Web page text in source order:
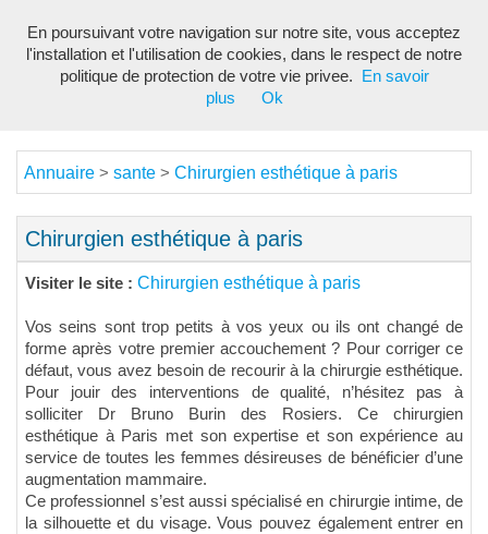
Annuaire > sante > Chirurgien esthétique à paris
Chirurgien esthétique à paris
Visiter le site : Chirurgien esthétique à paris
Vos seins sont trop petits à vos yeux ou ils ont changé de
forme après votre premier accouchement ? Pour corriger ce
défaut, vous avez besoin de recourir à la chirurgie esthétique.
Pour jouir des interventions de qualité, n’hésitez pas à
solliciter Dr Bruno Burin des Rosiers. Ce chirurgien
esthétique à Paris met son expertise et son expérience au
service de toutes les femmes désireuses de bénéficier d’une
augmentation mammaire.
Ce professionnel s’est aussi spécialisé en chirurgie intime, de
la silhouette et du visage. Vous pouvez également entrer en
En poursuivant votre navigation sur notre site, vous acceptez
l'installation et l'utilisation de cookies, dans le respect de notre
politique de protection de votre vie privee.
En savoir
plus
Ok